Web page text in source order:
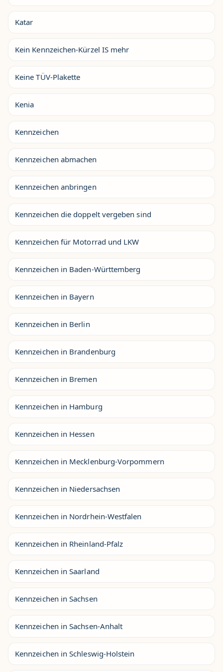
Katar
Kein Kennzeichen-Kürzel IS mehr
Keine TÜV-Plakette
Kenia
Kennzeichen
Kennzeichen abmachen
Kennzeichen anbringen
Kennzeichen die doppelt vergeben sind
Kennzeichen für Motorrad und LKW
Kennzeichen in Baden-Württemberg
Kennzeichen in Bayern
Kennzeichen in Berlin
Kennzeichen in Brandenburg
Kennzeichen in Bremen
Kennzeichen in Hamburg
Kennzeichen in Hessen
Kennzeichen in Mecklenburg-Vorpommern
Kennzeichen in Niedersachsen
Kennzeichen in Nordrhein-Westfalen
Kennzeichen in Rheinland-Pfalz
Kennzeichen in Saarland
Kennzeichen in Sachsen
Kennzeichen in Sachsen-Anhalt
Kennzeichen in Schleswig-Holstein